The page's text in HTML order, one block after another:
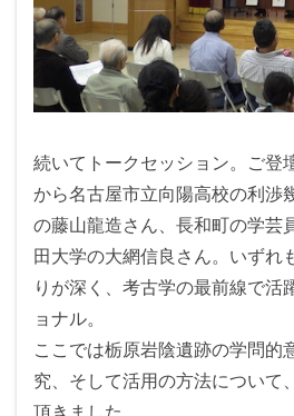
続いてトークセッション。ご登
から名古屋市立向陽高校の利渉
の藤山龍造さん、長和町の学芸
田大学の大網信良さん。いずれ
りが深く、考古学の最前線で活
ョナル。
ここでは栃原岩陰遺跡の学問的
究、そして活用の方法について
頂きました。